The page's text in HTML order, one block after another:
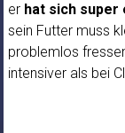
er hat sich super
sein Futter muss
problemlos
intensiver als bei